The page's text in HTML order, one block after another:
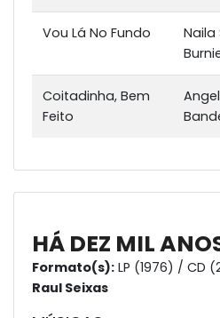
Vou Lá No Fundo
Naila
Coitadinha, Bem
Feito
HÁ DEZ MIL
Formato(s): LP (1976) / CD
Raul Seixas